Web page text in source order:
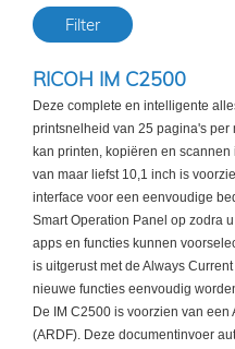
Filter
RICOH IM C2500
Deze complete en intelligente
printsnelheid van 25 pagina's per
kan printen, kopiëren en scannen
van maar liefst 10,1 inch is
interface voor een eenvoudige
Smart Operation Panel op zodra
apps en functies kunnen
is uitgerust met de Always
nieuwe functies eenvoudig
De IM C2500 is voorzien van
(ARDF). Deze documentinvoer